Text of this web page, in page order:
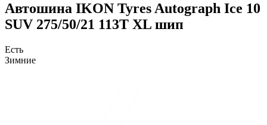
Автошина IKON Tyres Autograph Ice 10
SUV 275/50/21 113T XL шип
Есть
Зимние